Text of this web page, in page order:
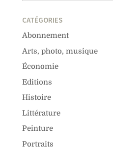
CATÉGORIES
Abonnement
Arts, photo, musique
Économie
Editions
Histoire
Littérature
Peinture
Portraits